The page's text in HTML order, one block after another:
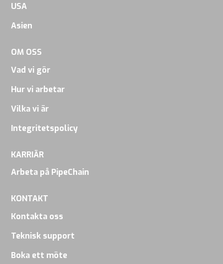
USA
Asien
OM OSS
Vad vi gör
Hur vi arbetar
Vilka vi är
Integritetspolicy
KARRIÄR
Arbeta på PipeChain
KONTAKT
Kontakta oss
Teknisk support
Boka ett möte